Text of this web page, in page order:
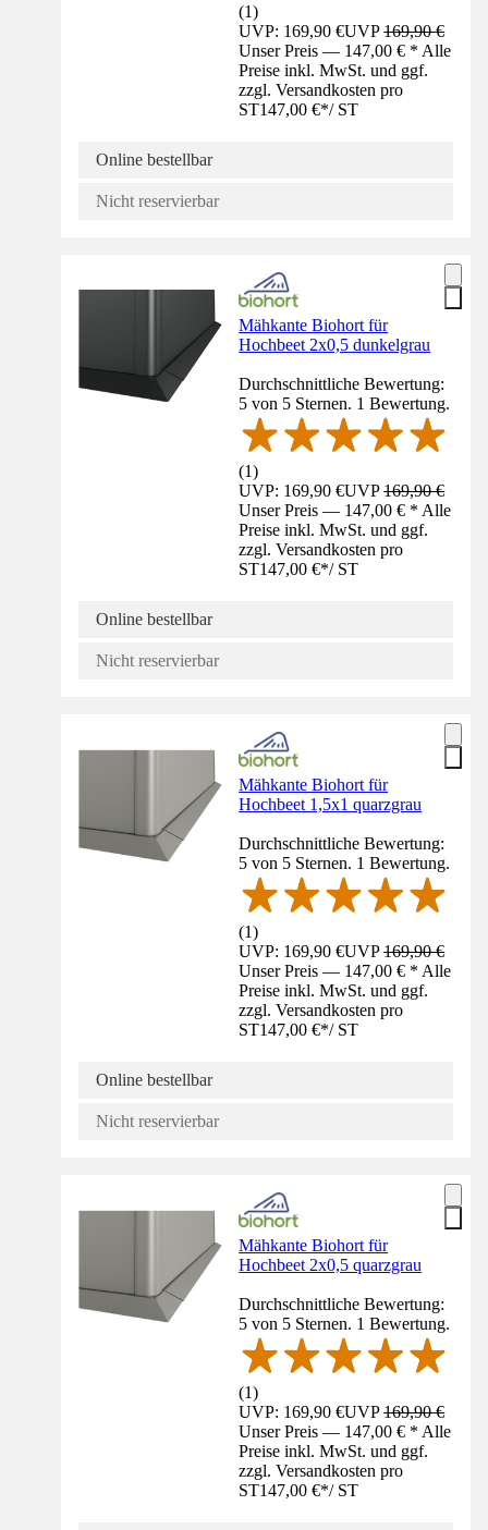
(1)
UVP: 169,90 €UVP169,90 €
Unser Preis — 147,00 € * Alle
Preise inkl. MwSt. und ggf.
zzgl. Versandkosten pro
ST147,00 €*/ ST
Online bestellbar
Nicht reservierbar
Mähkante Biohort für
Hochbeet 2x0,5 dunkelgrau
Durchschnittliche Bewertung:
5 von 5 Sternen. 1 Bewertung.
(1)
UVP: 169,90 €UVP169,90 €
Unser Preis — 147,00 € * Alle
Preise inkl. MwSt. und ggf.
zzgl. Versandkosten pro
ST147,00 €*/ ST
Online bestellbar
Nicht reservierbar
Mähkante Biohort für
Hochbeet 1,5x1 quarzgrau
Durchschnittliche Bewertung:
5 von 5 Sternen. 1 Bewertung.
(1)
UVP: 169,90 €UVP169,90 €
Unser Preis — 147,00 € * Alle
Preise inkl. MwSt. und ggf.
zzgl. Versandkosten pro
ST147,00 €*/ ST
Online bestellbar
Nicht reservierbar
Mähkante Biohort für
Hochbeet 2x0,5 quarzgrau
Durchschnittliche Bewertung:
5 von 5 Sternen. 1 Bewertung.
(1)
UVP: 169,90 €UVP169,90 €
Unser Preis — 147,00 € * Alle
Preise inkl. MwSt. und ggf.
zzgl. Versandkosten pro
ST147,00 €*/ ST